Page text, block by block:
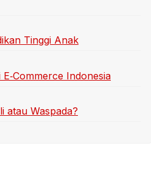
Tinggi Anak
Indonesia
atau Waspada?